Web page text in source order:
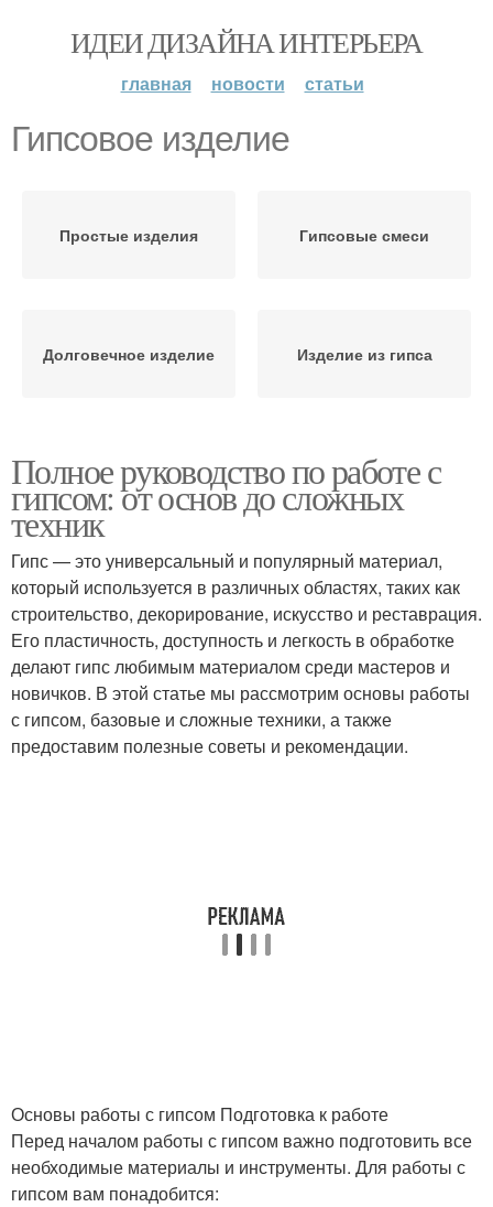
ИДЕИ ДИЗАЙНА ИНТЕРЬЕРА
главная новости статьи
Гипсовое изделие
Простые изделия Гипсовые смеси
Долговечное изделие Изделие из гипса
Полное руководство по работе с
гипсом: от основ до сложных
техник
Гипс — это универсальный и популярный материал,
который используется в различных областях, таких как
строительство, декорирование, искусство и реставрация.
Его пластичность, доступность и легкость в обработке
делают гипс любимым материалом среди мастеров и
новичков. В этой статье мы рассмотрим основы работы
с гипсом, базовые и сложные техники, а также
предоставим полезные советы и рекомендации.
Основы работы с гипсом Подготовка к работе
Перед началом работы с гипсом важно подготовить все
необходимые материалы и инструменты. Для работы с
гипсом вам понадобится: